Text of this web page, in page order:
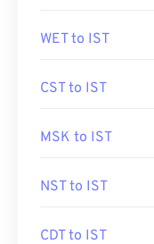
WET to IST
CST to IST
MSK to IST
NST to IST
CDT to IST